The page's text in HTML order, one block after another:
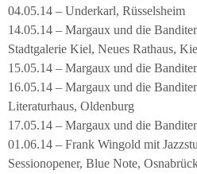
04.05.14 – Underkarl, Rüsselsheim
14.05.14 – Margaux und die
Stadtgalerie Kiel, Neues Rathaus,
15.05.14 – Margaux und die
16.05.14 – Margaux und die
Literaturhaus, Oldenburg
17.05.14 – Margaux und die
01.06.14 – Frank Wingold mit
Sessionopener, Blue Note,